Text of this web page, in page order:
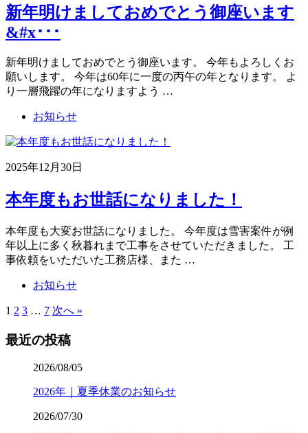
新年明けましておめでとう御座います
&#x･･･
新年明けましておめでとう御座います。 今年もよろしくお
願いします。 今年は60年に一度の丙午の年となります。 よ
り一層飛躍の年になりますよう …
お知らせ
2025年12月30日
本年度もお世話になりました！
本年度も大変お世話になりました。 今年度は雪害案件が例
年以上に多く秋暮れまで工事をさせていただきました。 工
事依頼をいただいた工務店様、また …
お知らせ
1 2 3 … 7 次へ »
最近の投稿
2026/08/05
2026年｜夏季休業のお知らせ
2026/07/30